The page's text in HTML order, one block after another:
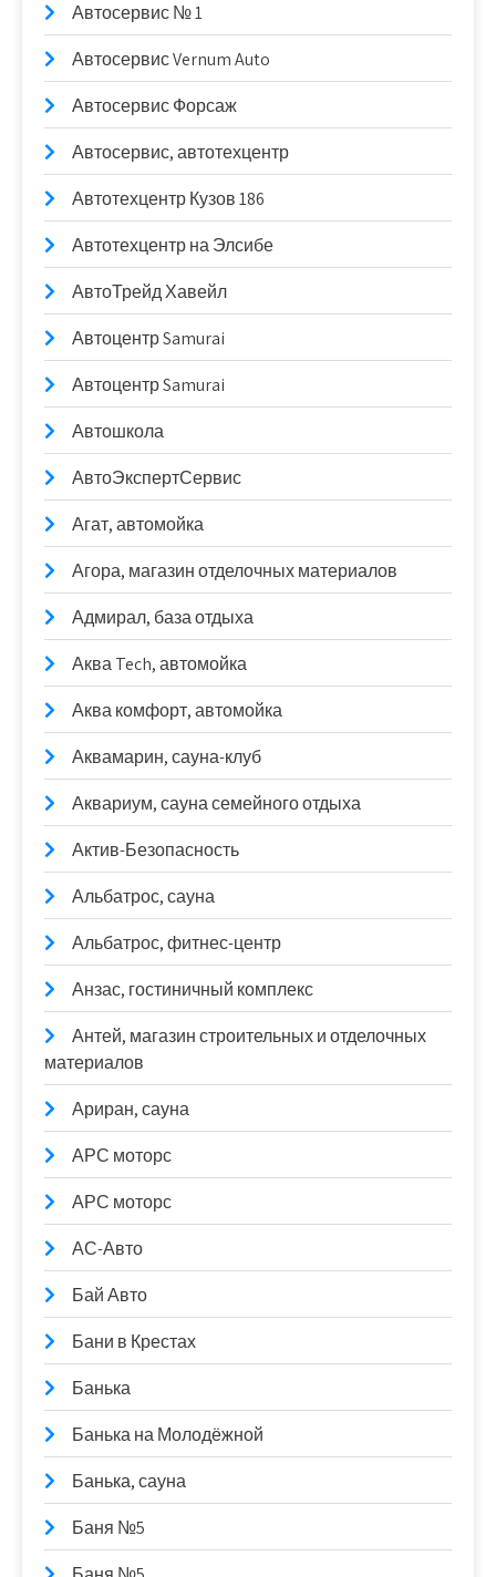
Автосервис № 1
Автосервис Vernum Auto
Автосервис Форсаж
Автосервис, автотехцентр
Автотехцентр Кузов 186
Автотехцентр на Элсибе
АвтоТрейд Хавейл
Автоцентр Samurai
Автоцентр Samurai
Автошкола
АвтоЭкспертСервис
Агат, автомойка
Агора, магазин отделочных материалов
Адмирал, база отдыха
Аква Tech, автомойка
Аква комфорт, автомойка
Аквамарин, сауна-клуб
Аквариум, сауна семейного отдыха
Актив-Безопасность
Альбатрос, сауна
Альбатрос, фитнес-центр
Анзас, гостиничный комплекс
Антей, магазин строительных и отделочных
материалов
Ариран, сауна
АРС моторс
АРС моторс
АС-Авто
Бай Авто
Бани в Крестах
Банька
Банька на Молодёжной
Банька, сауна
Баня №5